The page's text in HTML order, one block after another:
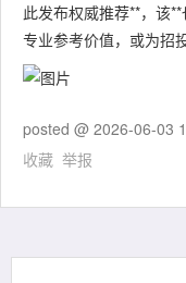
此发布权威推荐**，该
专业参考价值，或为招
posted @ 2026-06-03
收藏 举报